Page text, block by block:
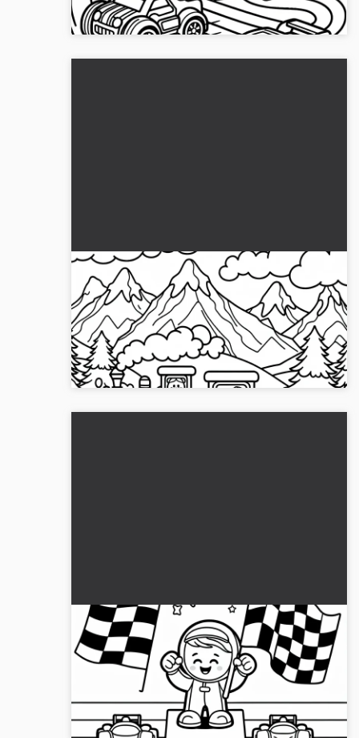
colorare gratuito!...
Treno giocattolo attraversa un
paesaggio montano - Immagine da
colorare gratuita da scaricare
Scarica questo disegno da colorare con un treno
giocattolo nel paesaggio montano. Scaricalo
gratuitamente e coloralo online!...
Scarica gratuitamente il disegno da
colorare di auto da corsa
Crea la tua macchina da corsa giocattolo con il
nostro disegno da colorare gratuito. Scaricalo ora
e inizia a colorare!...